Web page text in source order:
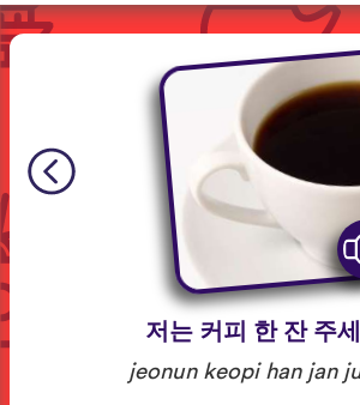
저는 커피 한 잔 주
jeonun keopi han jan